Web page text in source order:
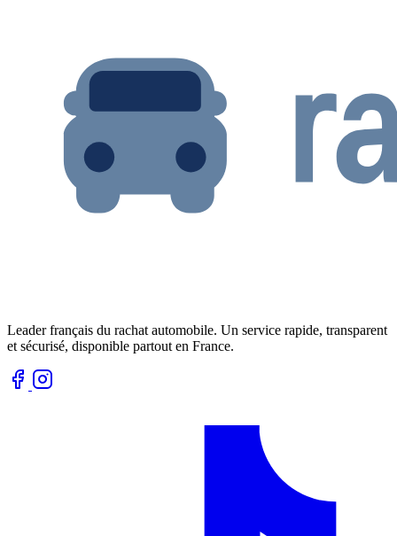
Leader français du rachat automobile. Un service rapide, transparent
et sécurisé, disponible partout en France.